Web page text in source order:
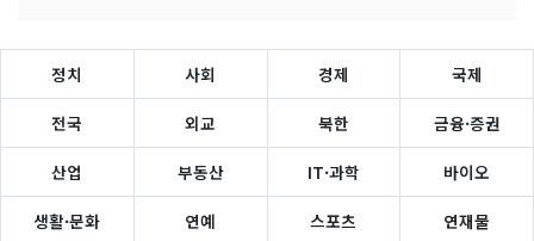
정치 사회 경제 국제
전국 외교 북한 금융·증권
산업 부동산 IT·과학 바이오
생활·문화 연예 스포츠 연재물